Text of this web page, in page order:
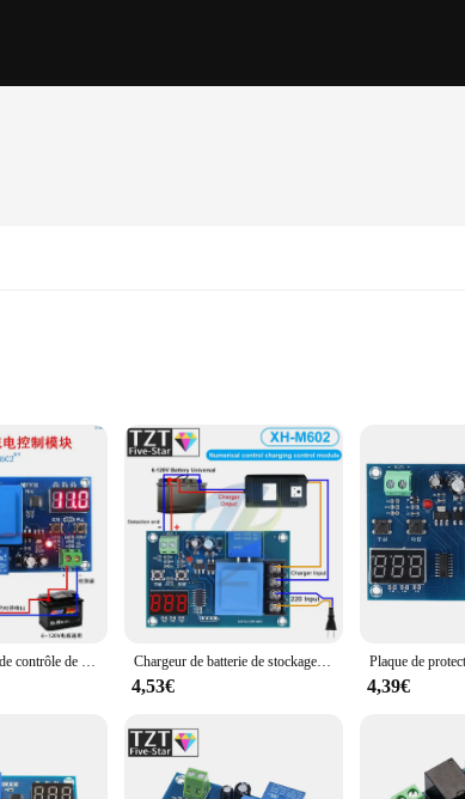
advanced electronic components are meticulously designed to
Circuits are an indispensable addition to your toolkit.
and reliable.
versatile nature, these circuits are suitable for a wide range of
systems, making them a go-to choice for professionals
from complex projects to simple repairs.
xh m602 Integrated Circuits are available for sale in sets,
of technology and accessibility, providing the best of both
Nouveau module de contrôle de charge de batterie au lithium de batterie de commande numérique XH-M602 panneau de Protection de commutateur de contrôle de charge de batterie Chargeur de batterie de stockage au lithium AC 220V, contrôle numérique XH-M602, charge de la batterie, technologie de contrôle, interrupteur de commande, panneau de protection
4,53€ 4,39€